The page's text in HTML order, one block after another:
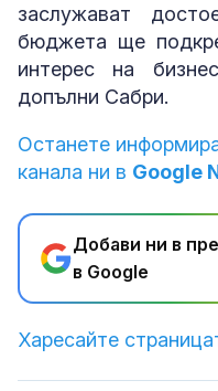
заслужават
бюджета ще
интерес на
допълни Сабри.
Останете
канала ни в Google
Добави ни в
в Google
Харесайте